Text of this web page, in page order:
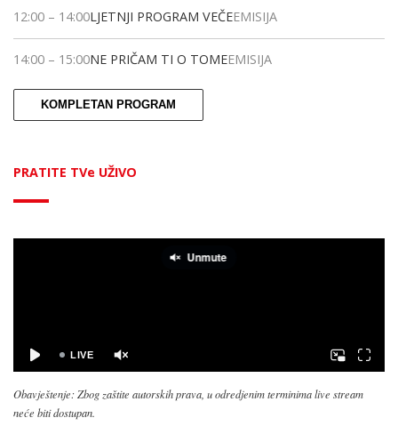
12:00 – 14:00LJETNJI PROGRAM VEČEEMISIJA
14:00 – 15:00NE PRIČAM TI O TOMEEMISIJA
KOMPLETAN PROGRAM
PRATITE TVe UŽIVO
Obavještenje: Zbog zaštite autorskih prava, u odredjenim terminima live stream
neće biti dostupan.